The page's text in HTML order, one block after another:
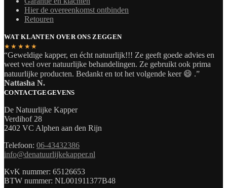
Hier de overeenkomst ontbinden
Retouren
WAT KLANTEN OVER ONS ZEGGEN
★★★★★
“Geweldige kapper, en écht natuurlijk!!! Ze geeft goede advies en
weet veel over natuurlijke behandelingen. Ze gebruikt ook prima
natuurlijke producten. Bedankt en tot het volgende keer 😄 .”
Nattasha N.
CONTACTGEGEVENS
De Natuurlijke Kapper
Verdihof 28
2402 VC Alphen aan den Rijn
Telefoon: 06-43432386
info@denatuurlijkekapper.nl
KvK nummer: 65126653
BTW nummer: NL001911377B48